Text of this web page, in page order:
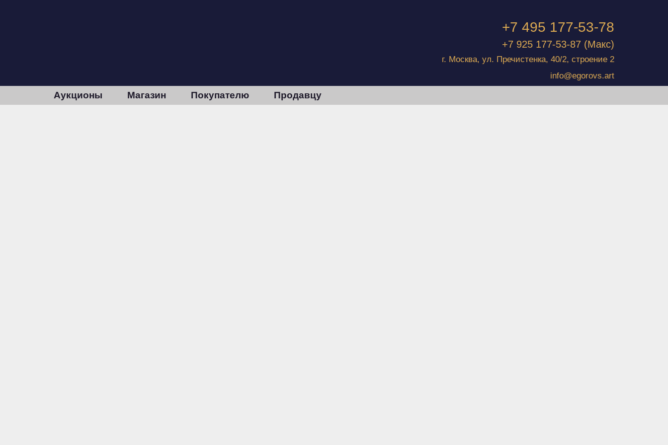
+7 495 177-53-78
+7 925 177-53-87 (Макс)
г. Москва, ул. Пречистенка, 40/2, строение 2
info@egorovs.art
Аукционы Магазин Покупателю Продавцу